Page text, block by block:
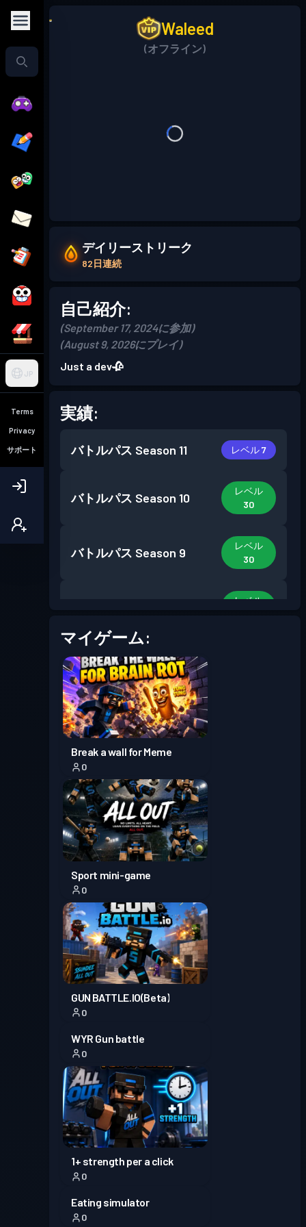
JP
Terms
Privacy
サポート
Waleed
(オフライン)
デイリーストリーク
82日連続
自己紹介:
(September 17, 2024に参加)
(August 9, 2026にプレイ)
Just a dev🥀
実績:
バトルパス Season 11 レベル 7
バトルパス Season 10
レベル
30
バトルパス Season 9
レベル
30
レベル
バトルパスSeason 7
バトルパスSeason 6
バトルパス
バトルパスSeason 4
バトルパス Season 3
プレミアムバトルパス
Season 2
バトルパス Season 1
マイゲーム:
Break a wall for Meme
0
Sport mini-game
0
GUN BATTLE.IO(Beta)
0
WYR Gun battle
0
1+ strength per a click
0
Eating simulator
0